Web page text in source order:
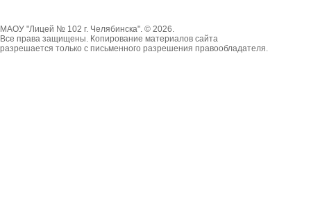
МАОУ "Лицей № 102 г. Челябинска". © 2026.
Все права защищены. Копирование материалов сайта
разрешается только с письменного разрешения правообладателя.